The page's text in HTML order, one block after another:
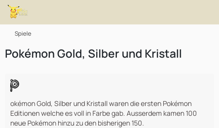
Spiele
Pokémon Gold, Silber und Kristall
okémon Gold, Silber und Kristall waren die ersten Pokémon
Editionen welche es voll in Farbe gab. Ausserdem kamen 100
neue Pokémon hinzu zu den bisherigen 150.